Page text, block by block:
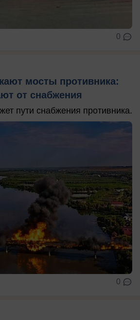
0
мосты противника:
от снабжения
пути снабжения противника.
0